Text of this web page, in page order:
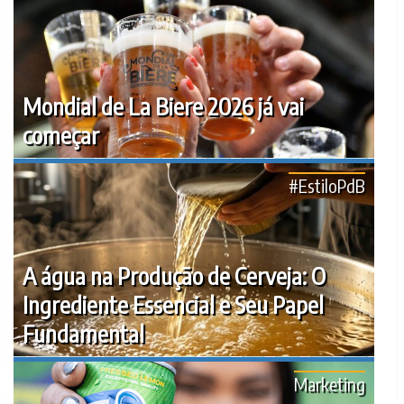
Mondial de La Biere 2026 já vai
começar
A água na Produção de Cerveja: O
Ingrediente Essencial e Seu Papel
Fundamental
#EstiloPdB
Marketing